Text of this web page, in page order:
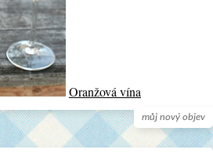
můj nový objev
Oranžová vína